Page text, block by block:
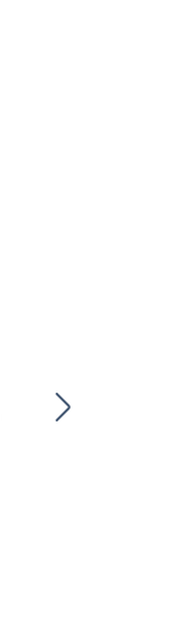
transporter